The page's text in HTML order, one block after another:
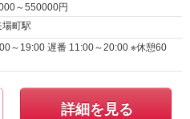
～550000円
町駅
～19:00 遅番 11:00～20:00 ※休憩60
詳細を見る